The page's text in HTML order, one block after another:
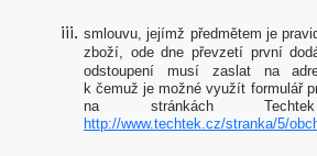
smlouvu, jejímž předmětem je
zboží, ode dne převzetí první
odstoupení musí zaslat na
k čemuž je možné využít formulář
na stránkách
http://www.techtek.cz/stranka/5/